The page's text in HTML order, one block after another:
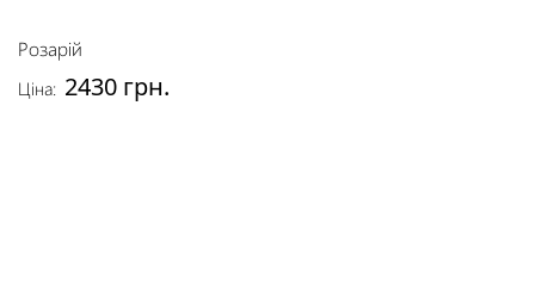
Розарій
Ціна: 2430 грн.